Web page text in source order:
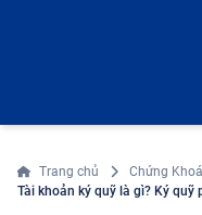
Trang chủ
Chứng
Tài khoản ký quỹ là gì? Ký